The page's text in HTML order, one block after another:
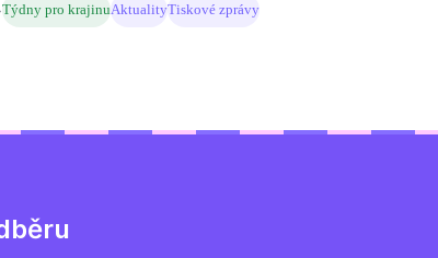
Týdny pro krajinuAktualityTiskové zprávy